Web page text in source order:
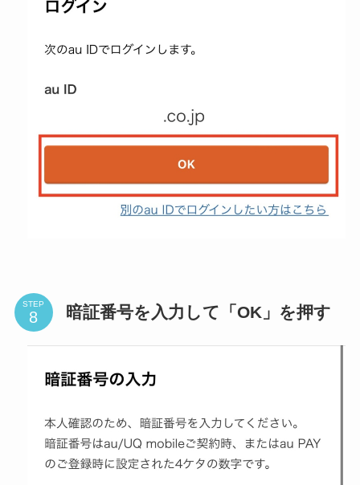
STEP 暗証番号を入力して「OK」を押す